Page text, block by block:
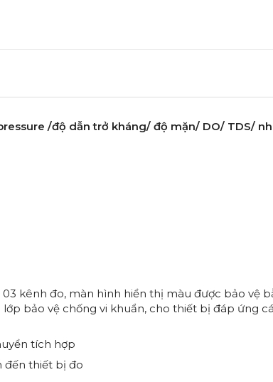
/độ dẫn trở kháng/ độ mặn/ DO/ TDS/
kênh đo, màn hình hiển thị màu được bảo vệ
bảo vệ chống vi khuẩn, cho thiết bị đáp ứng
tích hợp
đến thiết bị đo